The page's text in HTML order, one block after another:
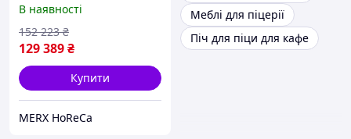
В наявності
129 389₴
152 223 ₴
Купити
MERX HoReCa
Меблі для піцерії
Піч для піци для кафе